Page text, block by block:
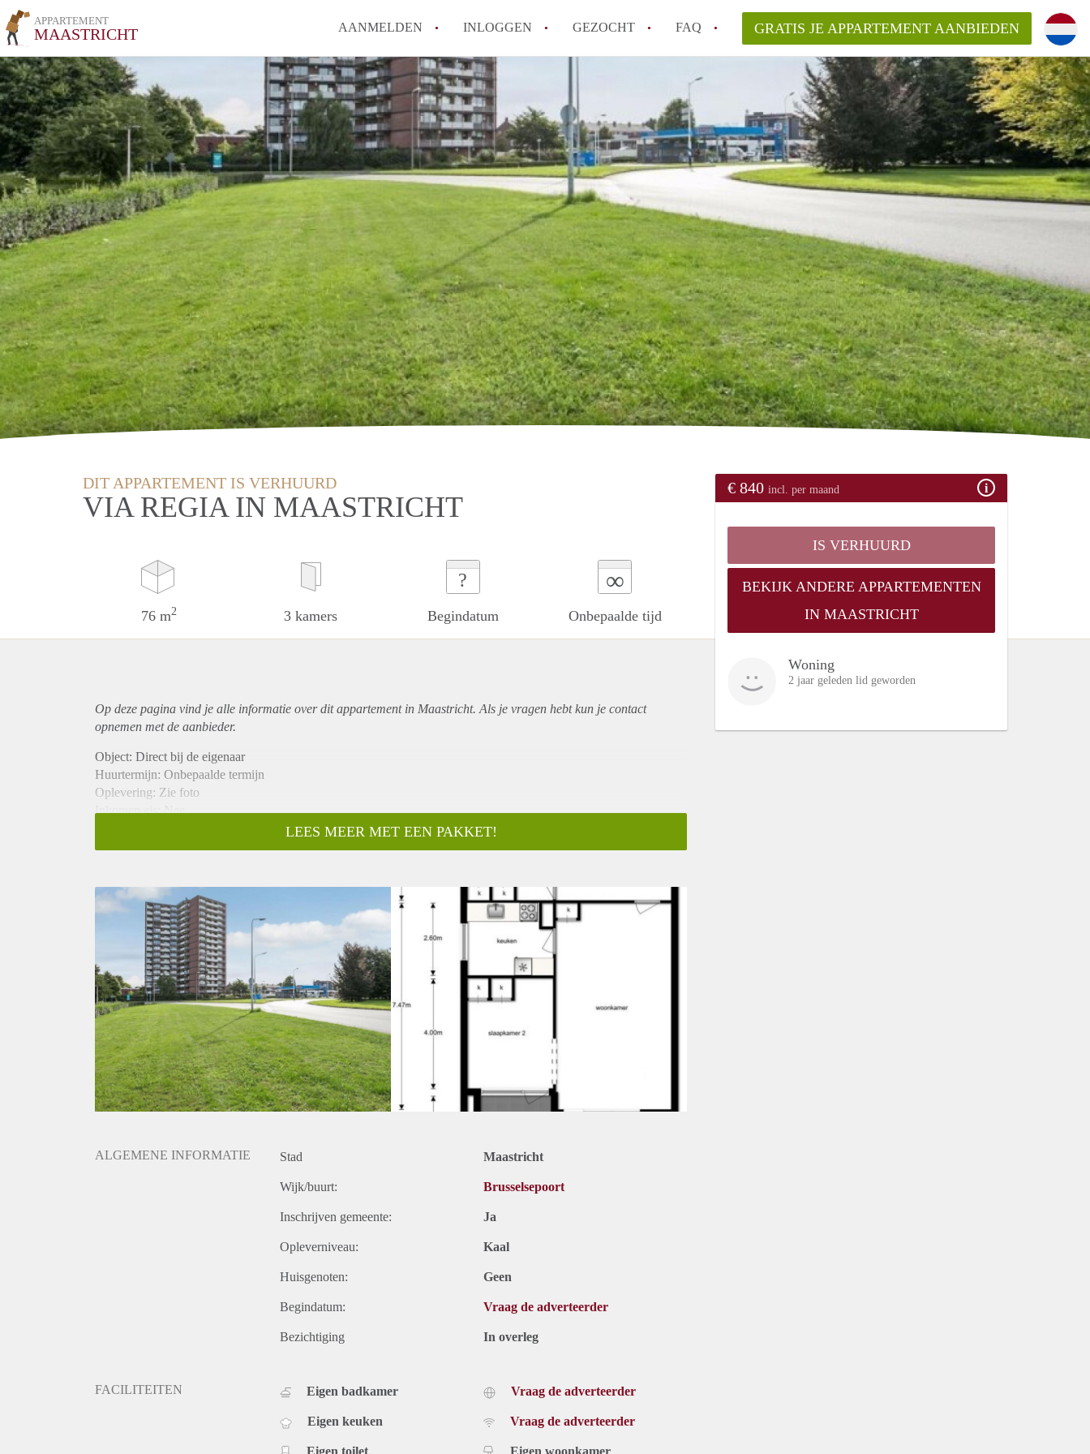
APPARTEMENT
MAASTRICHT AANMELDEN INLOGGEN GEZOCHT FAQ
How to translate AppartementMaastricht!
Wat is AppartementMaastricht?
Hoeveel kost het om te reageren op een Appartement in Maastricht?
Wat is de privacyverklaring van AppartementMaastricht?
Berekent AppartementMaastricht
makelaarsvergoeding/bemiddelingsvergoeding?
Alle veelgestelde vragen
GRATIS JE APPARTEMENT AANBIEDEN
DIT APPARTEMENT IS VERHUURD
VIA REGIA IN MAASTRICHT
76 m2 3 kamers
?
Begindatum
∞
Onbepaalde tijd
€ 840 incl. per maand
IS VERHUURD
BEKIJK ANDERE APPARTEMENTEN
IN MAASTRICHT
Woning
2 jaar geleden lid geworden
Op deze pagina vind je alle informatie over ditappartementin Maastricht. Als je vragen hebt kun je contact
opnemen met de aanbieder.
Object: Direct bij de eigenaar
Huurtermijn: Onbepaalde termijn
Oplevering: Zie foto
Inkomen eis: Nee
Borg: 1 Maand
Huisdieren toegestaan: Afhankelijk van de Eigenaar
Huurtoeslag grens: Ja
Geschikt voor studenten: Afhankelijk van de Eigenaar
LEES MEER MET EEN PAKKET!
ALGEMENE INFORMATIE Stad Maastricht
Wijk/buurt: Brusselsepoort
Inschrijven gemeente: Ja
Opleverniveau: Kaal
Huisgenoten: Geen
Begindatum: Vraag de adverteerder
Bezichtiging In overleg
FACILITEITEN Eigen badkamer
Eigen keuken
Vraag de adverteerder
Vraag de adverteerder